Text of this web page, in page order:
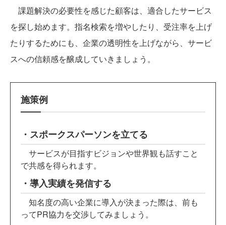
課題解決の必要性を感じた顧客は、適合したサービス
を探し始めます。指名検索を増やしたり、受注率を上げ
たりするためにも、企業の透明性を上げながら、サービ
スへの信頼感を醸成していきましょう。
施策例
・スポークスパーソンを立てる
サービスが目指すビジョンや世界観も話すこと
で共感を得られます。
・導入実績を発信する
知名度の高い企業に導入が決まった際は、前も
ってPR協力を交渉してみましょう。